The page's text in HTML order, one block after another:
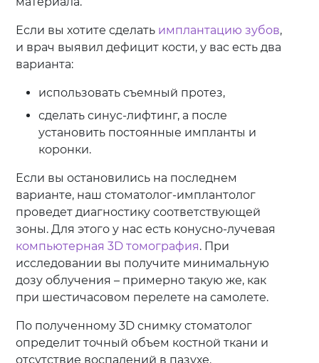
Если вы хотите сделать имплантацию зубов,
и врач выявил дефицит кости, у вас есть два
варианта:
использовать съемный протез,
сделать синус-лифтинг, а после
установить постоянные импланты и
коронки.
Если вы остановились на последнем
варианте, наш стоматолог-имплантолог
проведет диагностику соответствующей
зоны. Для этого у нас есть конусно-лучевая
компьютерная 3D томография. При
исследовании вы получите минимальную
дозу облучения – примерно такую же, как
при шестичасовом перелете на самолете.
По полученному 3D снимку стоматолог
определит точный объем костной ткани и
отсутствие воспалений в пазухе.